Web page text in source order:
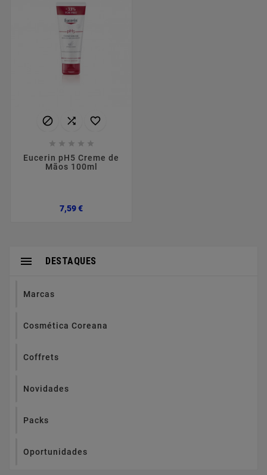
  
    
Eucerin pH5 Creme de
Mãos 100ml
7,59 €Preço
DESTAQUES

Marcas
Cosmética Coreana
Coffrets
Novidades
Packs
Oportunidades